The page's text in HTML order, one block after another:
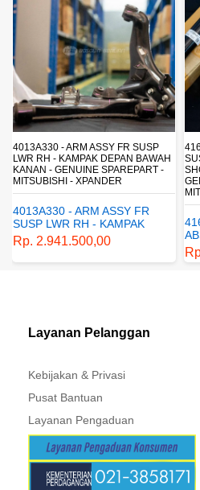
4013A330 - ARM ASSY FR SUSP
LWR RH - KAMPAK DEPAN BAWAH
KANAN - GENUINE SPAREPART -
MITSUBISHI - XPANDER
4013A330 - ARM ASSY FR
SUSP LWR RH - KAMPAK
DEPAN BAWAH KANAN -
GENUINE SPAREPART -
MITSUBISHI - XPANDER
Rp. 2.941.500,00
Layanan Pelanggan
Kebijakan & Privasi
Pusat Bantuan
Layanan Pengaduan